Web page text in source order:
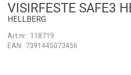
VISIRFESTE SAFE3
HELLBERG
Art.nr: 118719
EAN: 7391445073456